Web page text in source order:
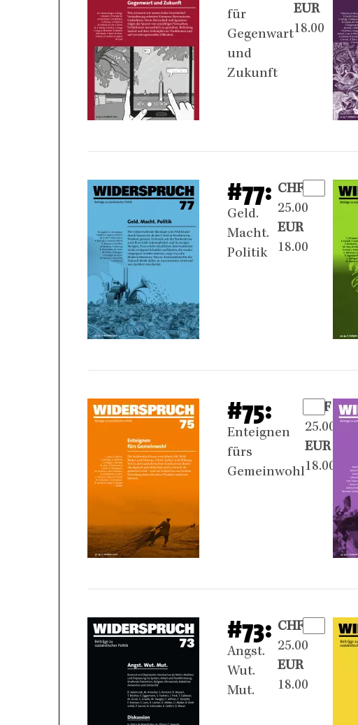
für
Gegenwart
und
Zukunft
EUR
18.00
#77:
Geld.
Macht.
Politik
CHF
25.00
EUR
18.00
#75:
Enteignen
fürs
Gemeinwohl
CHF
25.00
EUR
18.00
#73:
Angst.
Wut.
Mut.
CHF
25.00
EUR
18.00